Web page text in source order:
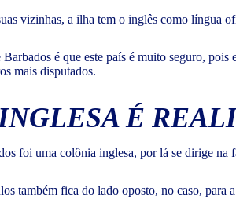
vizinhas, a ilha tem o inglês como língua
é que este país é muito seguro, pois
mais disputados.
É
foi uma colônia inglesa, por lá se dirige na
também fica do lado oposto, no caso, para